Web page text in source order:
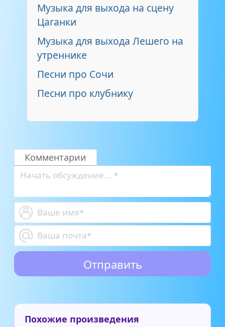
Музыка для выхода на сцену
Цаганки
Музыка для выхода Лешего на
утреннике
Песни про Сочи
Песни про клубнику
Комментарии
Похожие произведения